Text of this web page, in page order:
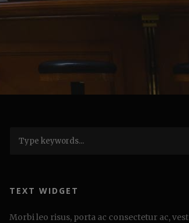
TEXT WIDGET
Morbi leo risus, porta ac consectetur ac, vest